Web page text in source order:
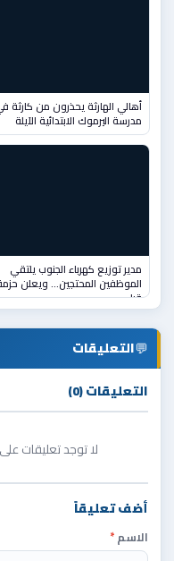
أهالي الهارثة يحذرون من كارثة
مدرسة اليرموك الابتدائية الآيلة
مدير توزيع كهرباء الجنوب يلتقي
الموظفين المحتجين… ويعلن
قرا
💬التعليقات
التعليقات (0)
لا توجد تعليقات
أضف تعليقاً
الاسم*